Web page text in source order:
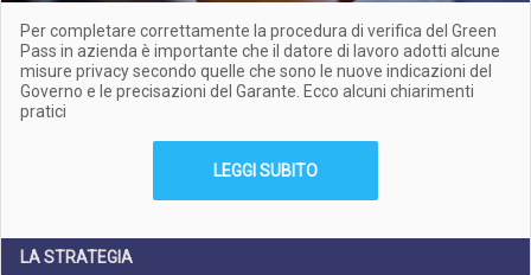
Per completare correttamente la procedura di verifica del Green
Pass in azienda è importante che il datore di lavoro adotti alcune
misure privacy secondo quelle che sono le nuove indicazioni del
Governo e le precisazioni del Garante. Ecco alcuni chiarimenti
pratici
LEGGI SUBITO
LA STRATEGIA